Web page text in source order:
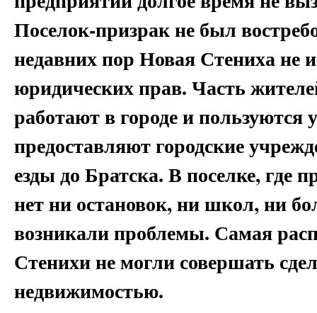
Поселок-призрак не был
недавних пор Новая Стениха не
юридических прав. Часть
работают в городе и пользуются
предоставляют городские
езды до Братска. В поселке, где
нет ни остановок, ни школ, ни
возникали проблемы. Самая
Стенихи не могли совершать
недвижимостью.